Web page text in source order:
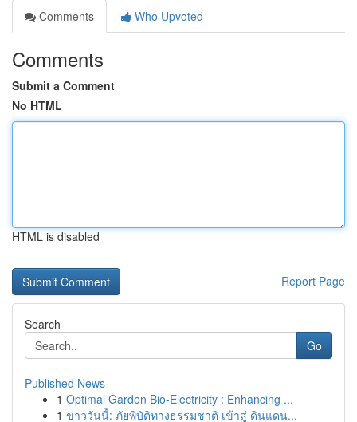
Comments
Who Upvoted
Comments
Submit a Comment
No HTML
HTML is disabled
Report Page
Search
Go
Published News
1 Optimal Garden Bio-Electricity : Enhancing ...
1 ข่าววันนี้: ภัยพิบัติทางธรรมชาติ เข้าสู่ ดินแดน...